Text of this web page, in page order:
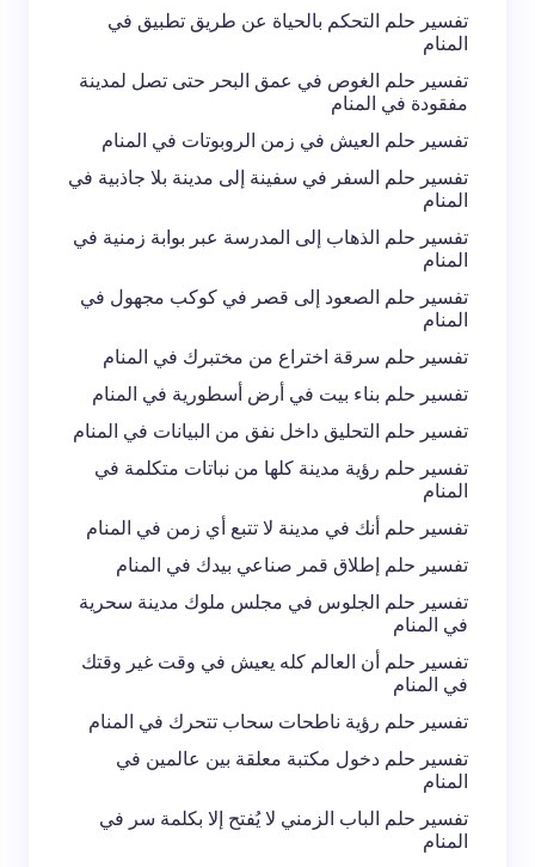
تفسير حلم التحكم بالحياة عن طريق تطبيق في
المنام
تفسير حلم الغوص في عمق البحر حتى تصل لمدينة
مفقودة في المنام
تفسير حلم العيش في زمن الروبوتات في المنام
تفسير حلم السفر في سفينة إلى مدينة بلا جاذبية في
المنام
تفسير حلم الذهاب إلى المدرسة عبر بوابة زمنية في
المنام
تفسير حلم الصعود إلى قصر في كوكب مجهول في
المنام
تفسير حلم سرقة اختراع من مختبرك في المنام
تفسير حلم بناء بيت في أرض أسطورية في المنام
تفسير حلم التحليق داخل نفق من البيانات في المنام
تفسير حلم رؤية مدينة كلها من نباتات متكلمة في
المنام
تفسير حلم أنك في مدينة لا تتبع أي زمن في المنام
تفسير حلم إطلاق قمر صناعي بيدك في المنام
تفسير حلم الجلوس في مجلس ملوك مدينة سحرية
في المنام
تفسير حلم أن العالم كله يعيش في وقت غير وقتك
في المنام
تفسير حلم رؤية ناطحات سحاب تتحرك في المنام
تفسير حلم دخول مكتبة معلقة بين عالمين في
المنام
تفسير حلم الباب الزمني لا يُفتح إلا بكلمة سر في
المنام